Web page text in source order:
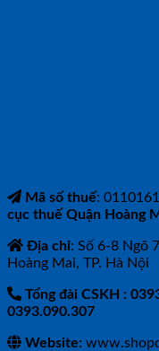
Mã số thuế:
cục thuế Quận Hoàng
Địa chỉ: Số 6-8 Ngõ
Hoàng Mai, TP. Hà Nội
Tổng đài CSKH :
0393.090.307
Website: